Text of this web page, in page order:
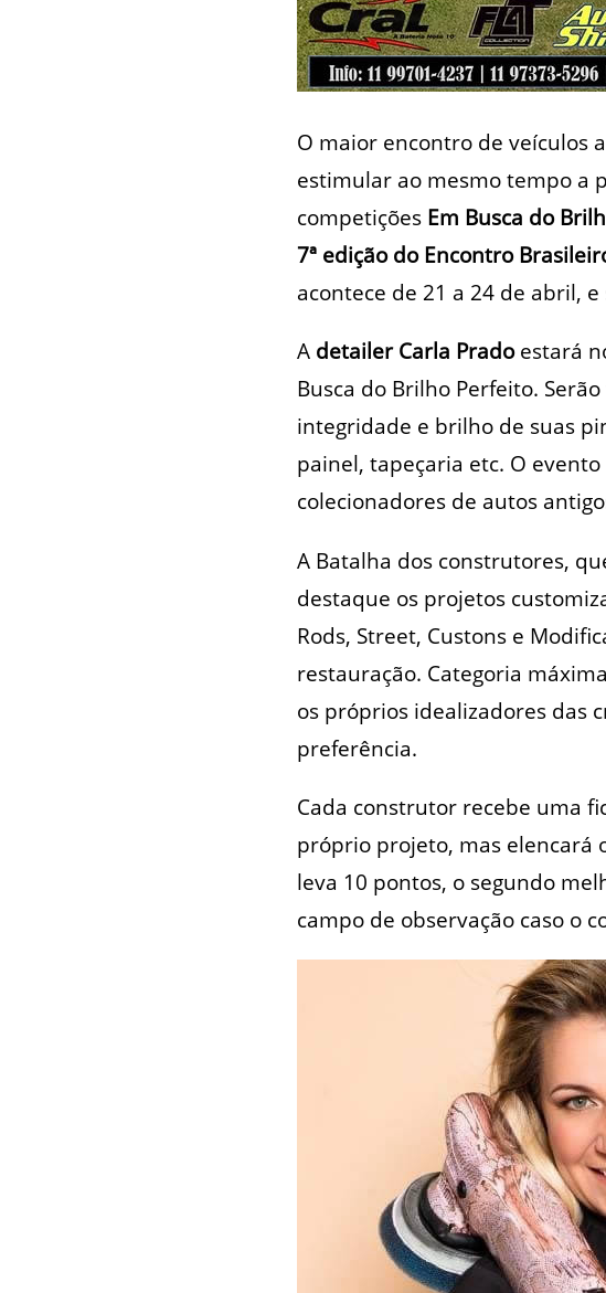
O maior encontro de veículos
estimular ao mesmo tempo a
competições Em Busca do
7ª edição do Encontro
acontece de 21 a 24 de abril,
A detailer Carla Pradoestará
Busca do Brilho Perfeito.
integridade e brilho de suas
painel, tapeçaria etc. O
colecionadores de autos
A Batalha dos construtores,
destaque os projetos
Rods, Street, Custons e
restauração. Categoria
os próprios idealizadores das
preferência.
Cada construtor recebe uma
próprio projeto, mas elencará
leva 10 pontos, o segundo
campo de observação caso o